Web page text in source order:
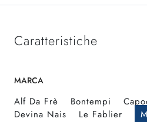
Caratteristiche
MARCA
Alf Da Frè Bontempi
Devina Nais
Le Fablier